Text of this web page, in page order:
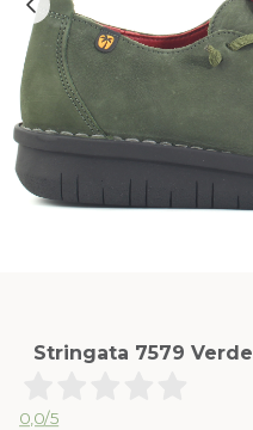
Stringata 7579 Verde
0,0/5